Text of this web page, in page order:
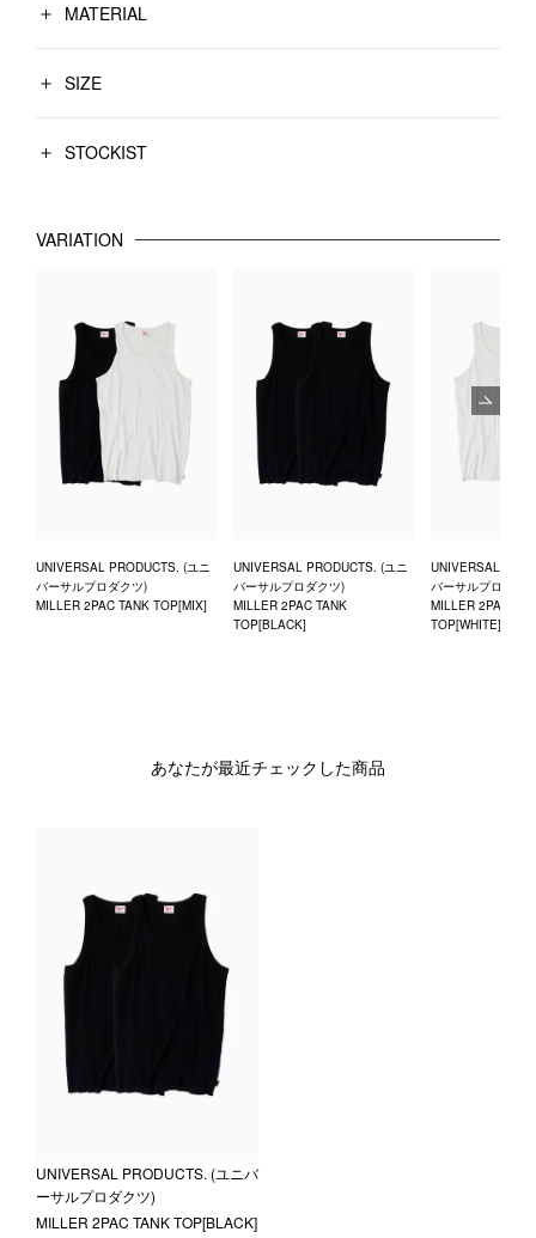
MATERIAL
SIZE
STOCKIST
VARIATION
UNIVERSAL PRODUCTS. (ユニ
バーサルプロダクツ)
MILLER 2PAC TANK TOP[MIX]
UNIVERSAL PRODUCTS. (ユニ
バーサルプロダクツ)
MILLER 2PAC TANK
TOP[BLACK]
UNIVERSAL
バーサルプロダク
MILLER 2PAC
TOP[WHITE]
あなたが最近チェックした商品
UNIVERSAL PRODUCTS. (ユニバ
ーサルプロダクツ)
MILLER 2PAC TANK TOP[BLACK]